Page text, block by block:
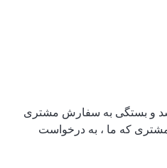
و بستگی به سفارش مشتری
که ما ، به درخواست